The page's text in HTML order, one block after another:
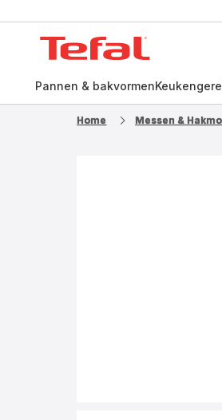
Pannen & bakvormen
Home Messen &